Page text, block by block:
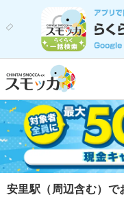
安里駅（周辺含む）で